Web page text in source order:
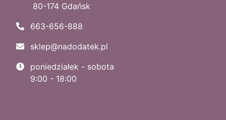
80-174 Gdańsk
663-656-888
sklep@nadodatek.pl
poniedziałek - sobota
9:00 - 18:00